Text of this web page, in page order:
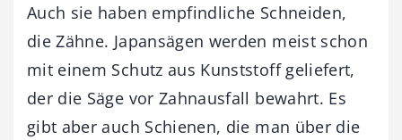
Auch sie haben empfindliche Schneiden,
die Zähne. Japansägen werden meist schon
mit einem Schutz aus Kunststoff geliefert,
der die Säge vor Zahnausfall bewahrt. Es
gibt aber auch Schienen, die man über die